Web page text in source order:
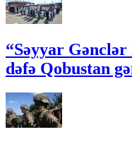
“Səyyar
dəfə Qobustan